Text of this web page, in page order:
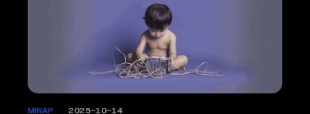
MINAP 2025-10-14